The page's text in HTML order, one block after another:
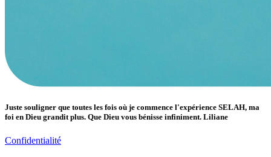
Juste souligner que toutes les fois où je commence l'expérience SELAH, ma
foi en Dieu grandit plus. Que Dieu vous bénisse infiniment. Liliane
Confidentialité